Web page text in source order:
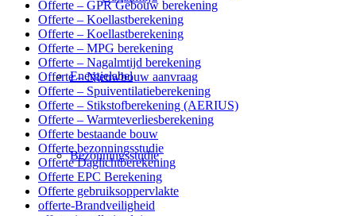
Energielabel
Bezonningsstudie
Offerte – GPR Gebouw berekening
Offerte – Koellastberekening
Offerte – Koellastberekening
Offerte – MPG berekening
Offerte – Nagalmtijd berekening
Offerte – Nieuwbouw aanvraag
Offerte – Spuiventilatieberekening
Offerte – Stikstofberekening (AERIUS)
Offerte – Warmteverliesberekening
Offerte bestaande bouw
Offerte bezonningsstudie
Offerte Daglichtberekening
Offerte EPC Berekening
Offerte gebruiksoppervlakte
offerte-Brandveiligheid